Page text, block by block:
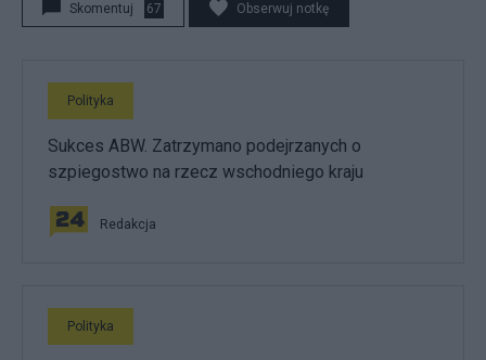
Skomentuj 67 Obserwuj notkę
Polityka
Sukces ABW. Zatrzymano podejrzanych o
szpiegostwo na rzecz wschodniego kraju
Redakcja
Polityka